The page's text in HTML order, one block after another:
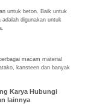
untuk beton. Baik untuk
digunakan untuk
macam material
kansteen dan banyak
Karya Hubungi
lainnya